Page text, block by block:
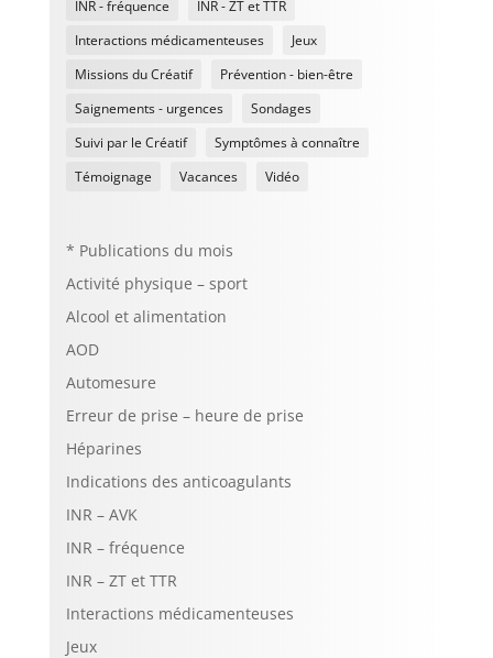
INR - fréquence
INR - ZT et TTR
Interactions médicamenteuses
Jeux
Missions du Créatif
Prévention - bien-être
Saignements - urgences
Sondages
Suivi par le Créatif
Symptômes à connaître
Témoignage
Vacances Vidéo
* Publications du mois
Activité physique – sport
Alcool et alimentation
AOD
Automesure
Erreur de prise – heure de prise
Héparines
Indications des anticoagulants
INR – AVK
INR – fréquence
INR – ZT et TTR
Interactions médicamenteuses
Jeux